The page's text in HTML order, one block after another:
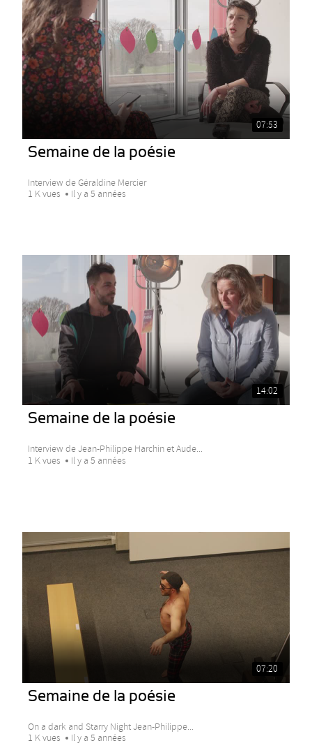
07:53
Semaine de la poésie
Interview de Géraldine Mercier
1 K vues
Il y a 5 années
14:02
Semaine de la poésie
Interview de Jean-Philippe Harchin et Aude...
1 K vues
Il y a 5 années
07:20
Semaine de la poésie
On a dark and Starry Night Jean-Philippe...
1 K vues
Il y a 5 années